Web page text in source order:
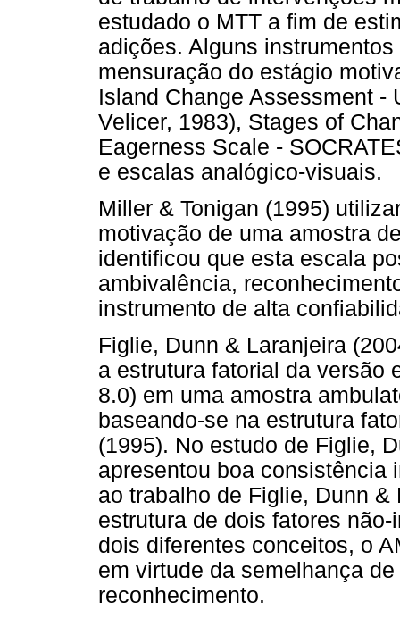
estudado o MTT a fim de
adições. Alguns
mensuração do estágio
Island Change Assessment -
Velicer, 1983), Stages of
Eagerness Scale -
e escalas analógico-visuais.
Miller & Tonigan (1995)
motivação de uma amostra
identificou que esta escala
ambivalência,
instrumento de alta
Figlie, Dunn & Laranjeira
a estrutura fatorial da versão
8.0) em uma amostra
baseando-se na estrutura
(1995). No estudo de Figlie,
apresentou boa consistência
ao trabalho de Figlie, Dunn
estrutura de dois fatores
dois diferentes conceitos, o
em virtude da semelhança
reconhecimento.